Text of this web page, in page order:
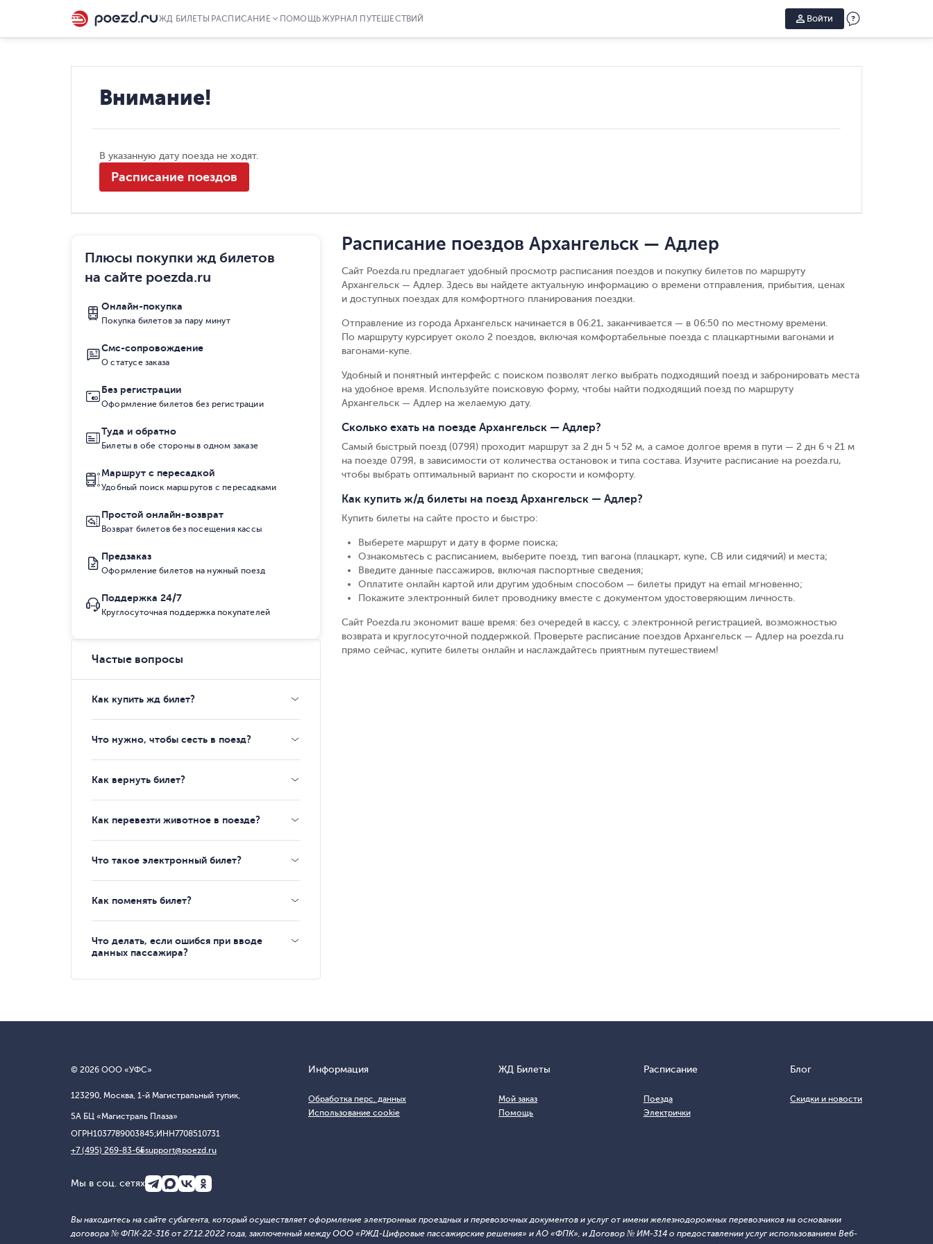
ЖД БИЛЕТЫ РАСПИСАНИЕ ПОМОЩЬЖУРНАЛ ПУТЕШЕСТВИЙ Войти
Внимание!
В указанную дату поезда не ходят.
Расписание поездов
Расписание поездов Архангельск — Адлер
Сайт Poezda.ru предлагает удобный просмотр расписания поездов и покупку билетов по маршруту
Архангельск — Адлер. Здесь вы найдете актуальную информацию о времени отправления, прибытия, ценах
и доступных поездах для комфортного планирования поездки.
Отправление из города Архангельск начинается в 06:21, заканчивается — в 06:50 по местному времени.
По маршруту курсирует около 2 поездов, включая комфортабельные поезда с плацкартными вагонами и
вагонами-купе.
Удобный и понятный интерфейс с поиском позволят легко выбрать подходящий поезд и забронировать места
на удобное время. Используйте поисковую форму, чтобы найти подходящий поезд по маршруту
Архангельск — Адлер на желаемую дату.
Сколько ехать на поезде Архангельск — Адлер?
Самый быстрый поезд (079Я) проходит маршрут за 2 дн 5 ч 52 м, а самое долгое время в пути — 2 дн 6 ч 21 м
на поезде 079Я, в зависимости от количества остановок и типа состава. Изучите расписание на poezda.ru,
чтобы выбрать оптимальный вариант по скорости и комфорту.
Как купить ж/д билеты на поезд Архангельск — Адлер?
Купить билеты на сайте просто и быстро:
Выберете маршрут и дату в форме поиска;
Ознакомьтесь с расписанием, выберите поезд, тип вагона (плацкарт, купе, СВ или сидячий) и места;
Введите данные пассажиров, включая паспортные сведения;
Оплатите онлайн картой или другим удобным способом — билеты придут на email мгновенно;
Покажите электронный билет проводнику вместе с документом удостоверяющим личность.
Сайт Poezda.ru экономит ваше время: без очередей в кассу, с электронной регистрацией, возможностью
возврата и круглосуточной поддержкой. Проверьте расписание поездов Архангельск — Адлер на poezda.ru
прямо сейчас, купите билеты онлайн и наслаждайтесь приятным путешествием!
Плюсы покупки жд билетов
на сайте poezda.ru
Онлайн-покупка
Покупка билетов за пару минут
Смс-сопровождение
О статусе заказа
Без регистрации
Оформление билетов без регистрации
Туда и обратно
Билеты в обе стороны в одном заказе
Маршрут с пересадкой
Удобный поиск маршрутов с пересадками
Простой онлайн-возврат
Возврат билетов без посещения кассы
Предзаказ
Оформление билетов на нужный поезд
Поддержка 24/7
Круглосуточная поддержка покупателей
Частые вопросы
Как купить жд билет?
Что нужно, чтобы сесть в поезд?
Как вернуть билет?
Как перевезти животное в поезде?
Что такое электронный билет?
Как поменять билет?
Что делать, если ошибся при вводе
данных пассажира?
© 2026 ООО «УФС»
123290, Москва, 1-й Магистральный тупик,
5А БЦ «Магистраль Плаза»
ОГРН1037789003845;ИНН7708510731
+7 (495) 269-83-65support@poezd.ru
Информация
Обработка перс. данных
Использование cookie
ЖД Билеты
Мой заказ
Помощь
Расписание
Поезда
Электрички
Блог
Скидки и новости
Мы в соц. сетях
Вы находитесь на сайте субагента, который осуществляет оформление электронных проездных и перевозочных документов и услуг от имени железнодорожных перевозчиков на основании
договора № ФПК-22-316 от 27.12.2022 года, заключенный между ООО «РЖД-Цифровые пассажирские решения» и АО «ФПК», и Договор № ИМ-314 о предоставлении услуг использованием Веб-